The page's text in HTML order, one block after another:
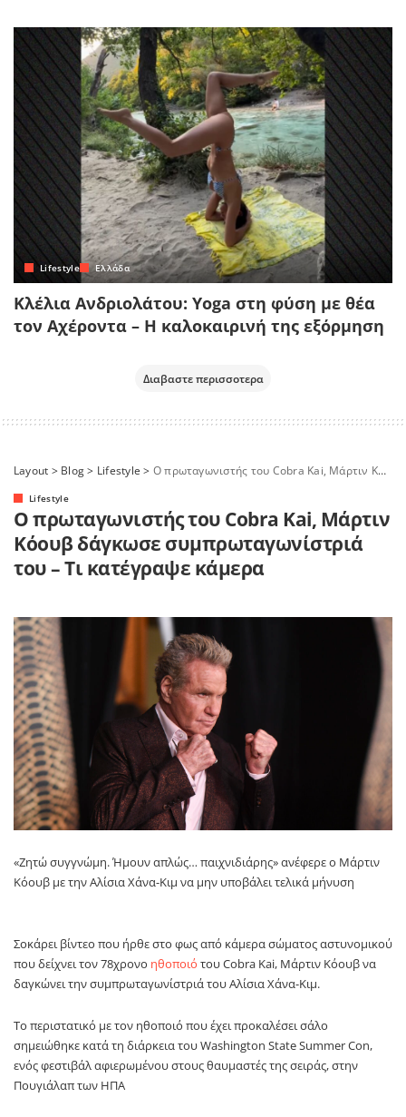
Lifestyle Ελλάδα
Κλέλια Ανδριολάτου: Yoga στη φύση με θέα
τον Αχέροντα – Η καλοκαιρινή της εξόρμηση
Διαβαστε περισσοτερα
Layout > Blog> Lifestyle > Ο πρωταγωνιστής του Cobra Kai, Μάρτιν Κόουβ δάγκωσε συμπρωταγωνίστριά του – Τι κατέγραψε κάμερα
Lifestyle
Ο πρωταγωνιστής του Cobra Kai, Μάρτιν
Κόουβ δάγκωσε συμπρωταγωνίστριά
του – Τι κατέγραψε κάμερα
«Ζητώ συγγνώμη. Ήμουν απλώς… παιχνιδιάρης» ανέφερε ο Μάρτιν
Κόουβ με την Αλίσια Χάνα-Κιμ να μην υποβάλει τελικά μήνυση
Σοκάρει βίντεο που ήρθε στο φως από κάμερα σώματος αστυνομικού
που δείχνει τον 78χρονο ηθοποιό του Cobra Kai, Μάρτιν Κόουβ να
δαγκώνει την συμπρωταγωνίστριά του Αλίσια Χάνα-Κιμ.
Το περιστατικό με τον ηθοποιό που έχει προκαλέσει σάλο
σημειώθηκε κατά τη διάρκεια του Washington State Summer Con,
ενός φεστιβάλ αφιερωμένου στους θαυμαστές της σειράς, στην
Πουγιάλαπ των ΗΠΑ